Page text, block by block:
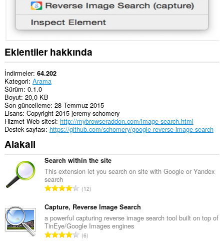
Eklentiler hakkında
İndirmeler 64.202
Kategori Arama
Sürüm 0.1.0
Boyut 20,0 KB
Son güncelleme 28 Temmuz 2015
Lisans Copyright 2015 jeremy-schomery
Hizmet Web sitesi http://mybrowseraddon.com/image-search.html
Destek sayfası https://github.com/schomery/google-reverse-image-search
Alakali
Search within the site
This extension let you search on site with Google or Yandex
search
T
p
l
a
m
12
Capture, Reverse Image Search
a powerful capturing reverse image search tool built on top of
TinEye/Google Images engines
T6